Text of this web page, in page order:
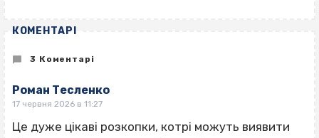
КОМЕНТАРІ
3 Коментарі
Роман Тесленко
17 червня 2026 в 11:27
Це дуже цікаві розкопки, котрі можуть виявити